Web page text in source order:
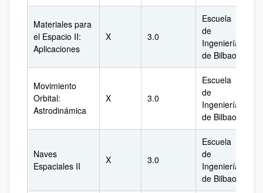
Materiales para
el Espacio II:
Aplicaciones
X 3.0
Escuela
de
Ingeniería
de Bilbao
Movimiento
Orbital:
Astrodinámica
X 3.0
Escuela
de
Ingeniería
de Bilbao
Naves
Espaciales II
X 3.0
Escuela
de
Ingeniería
de Bilbao